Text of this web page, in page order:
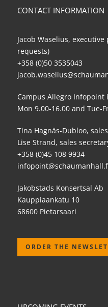
CONTACT INFORMATION
Jacob Waselius,
requests)
+358 (0)50 3535043
Campus Allegro Infopoint
Mon 9.00-16.00 and Tue-
Tina Hagnäs-Dubloo,
Lise Strand, sales
+358 (0)45 108 9934
Jakobstads Konsertsal Ab
Kauppiaankatu 10
68600 Pietarsaari
ORDER THE